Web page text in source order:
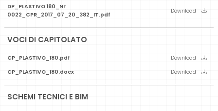
DP_PLASTIVO 180_Nr
0022_CPR_2017_07_20_382_IT.pdf
Download
VOCI DI CAPITOLATO
CP_PLASTIVO_180.pdf
Download
CP_PLASTIVO_180.docx
Download
SCHEMI TECNICI E BIM